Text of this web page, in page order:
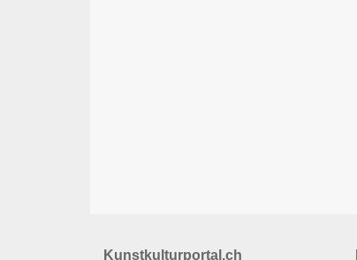
Kunstkulturportal.ch